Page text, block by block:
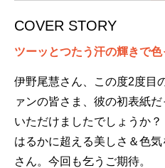
COVER STORY
ツーッとつたう汗の輝きで色
伊野尾慧さん、この度2度目
ァンの皆さま、彼の初表紙
いただけましたでしょうか
はるかに超える美しさ＆色
さん。今回も乞うご期待。